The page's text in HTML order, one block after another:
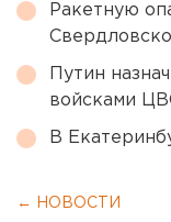
Ракетную
Путин
войсками
В
← НОВОСТИ